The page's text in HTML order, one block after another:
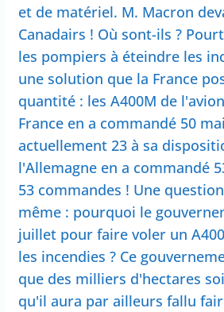
et de matériel. M. Macron
Canadairs ! Où sont-ils ?
les pompiers à éteindre les
une solution que la France
quantité : les A400M de
France en a commandé 50
actuellement 23 à sa
l'Allemagne en a commandé
53 commandes ! Une
même : pourquoi le
juillet pour faire voler un
les incendies ? Ce
que des milliers d'hectares
qu'il aura par ailleurs fallu